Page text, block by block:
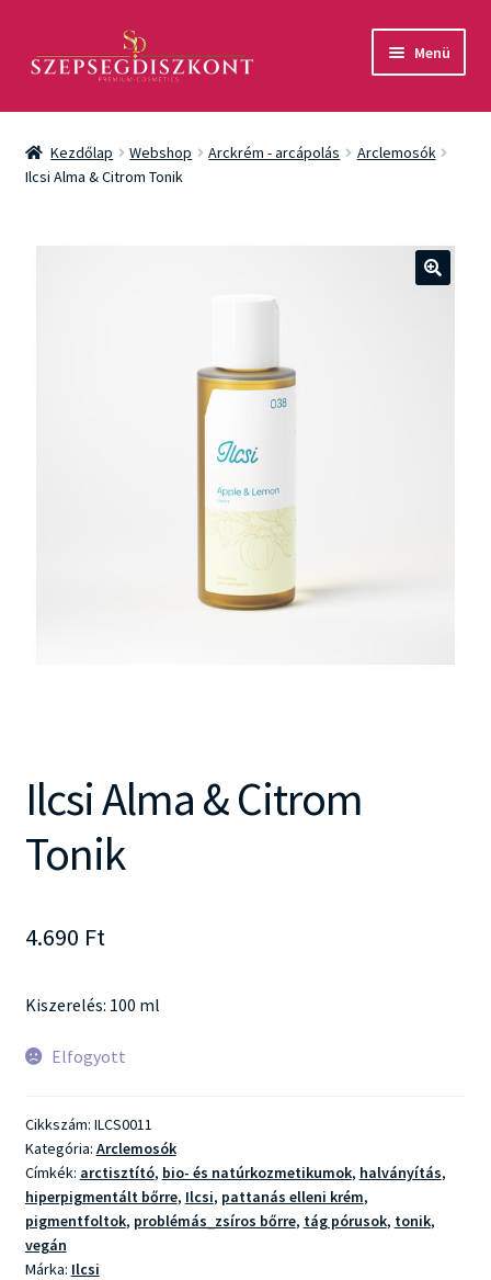
aa
Menü
Akció
Csomagok
Kezdőlap Webshop Arckrém - arcápolás
Arclemosók
Ilcsi Alma & Citrom Tonik
Ilcsi Alma & Citrom
Tonik
4.690 Ft
Kiszerelés: 100 ml
Elfogyott
Cikkszám: ILCS0011
Kategória: Arclemosók
Címkék: arctisztító, bio- és natúrkozmetikumok, halványítás,
hiperpigmentált bőrre, Ilcsi, pattanás elleni krém,
pigmentfoltok, problémás_zsíros bőrre, tág pórusok, tonik,
vegán
Márka: Ilcsi